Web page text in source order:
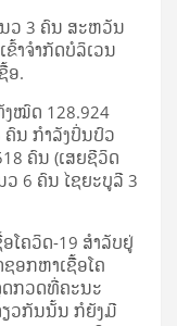
ວ 3 ຄົນ ສະຫວັນ
ຂົ້າຈຳກັດບໍລິເວນ
ອ.
ໝົດ 128.924
ນ ກຳລັງປິ່ນປົວ
ຄົນ (ເສຍຊີວິດ
6 ຄົນ ໄຊຍະບູລີ 3
ໂຄວິດ-19 ສໍາລັບຢູ່
ອກຫາເຊືື້ອໂຄ
ດກວດທີ່ຄະນະ
ຽວກັນນັ້ນ ກໍຍັງມີ